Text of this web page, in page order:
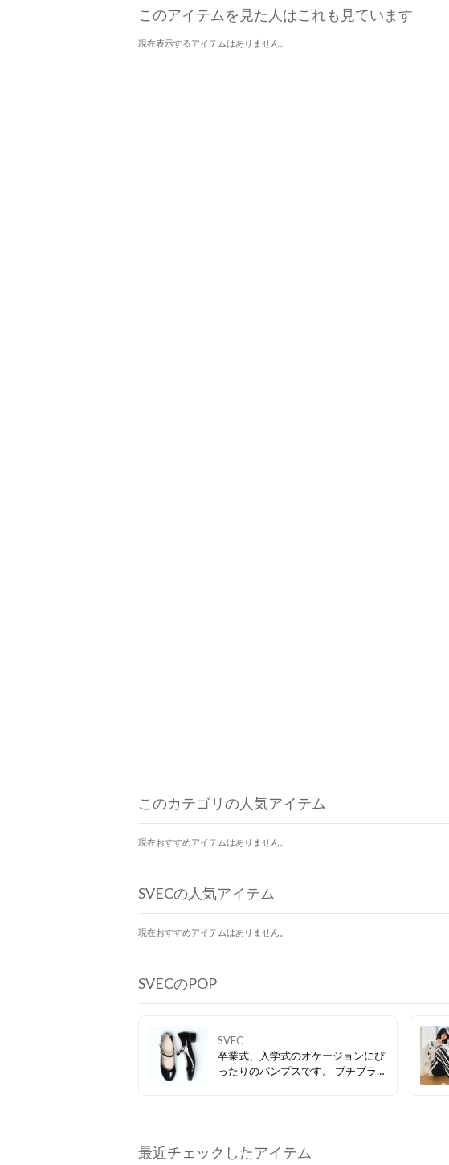
このアイテムを見た人はこれも見ています
現在表示するアイテムはありません。
このカテゴリの人気アイテム
現在おすすめアイテムはありません。
SVECの人気アイテム
現在おすすめアイテムはありません。
SVECのPOP
SVEC
卒業式、入学式のオケージョンにぴ
ったりのパンプスです。 プチプラ
最近チェックしたアイテム